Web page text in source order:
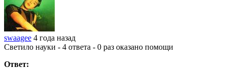
swaagee 4 года назад
Светило науки - 4 ответа - 0 раз оказано помощи
Ответ: